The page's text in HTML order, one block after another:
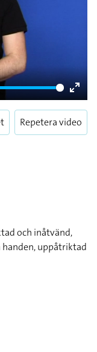
Enter
Repetera video
och inåtvänd,
uppåtriktad